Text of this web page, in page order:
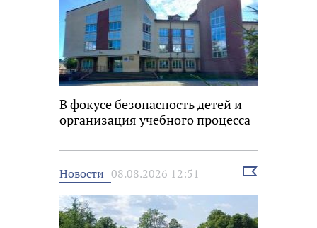
В фокусе безопасность детей и
организация учебного процесса
Новости 08.08.2026 12:51
Выбрать